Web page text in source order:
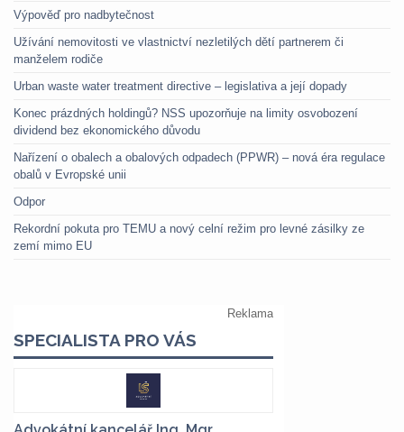
Výpověď pro nadbytečnost
Užívání nemovitosti ve vlastnictví nezletilých dětí partnerem či
manželem rodiče
Urban waste water treatment directive – legislativa a její dopady
Konec prázdných holdingů? NSS upozorňuje na limity osvobození
dividend bez ekonomického důvodu
Nařízení o obalech a obalových odpadech (PPWR) – nová éra regulace
obalů v Evropské unii
Odpor
Rekordní pokuta pro TEMU a nový celní režim pro levné zásilky ze
zemí mimo EU